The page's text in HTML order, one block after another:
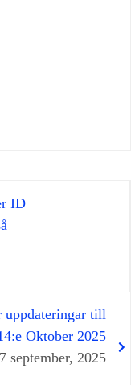
ID
uppdateringar till
Oktober 2025
september, 2025